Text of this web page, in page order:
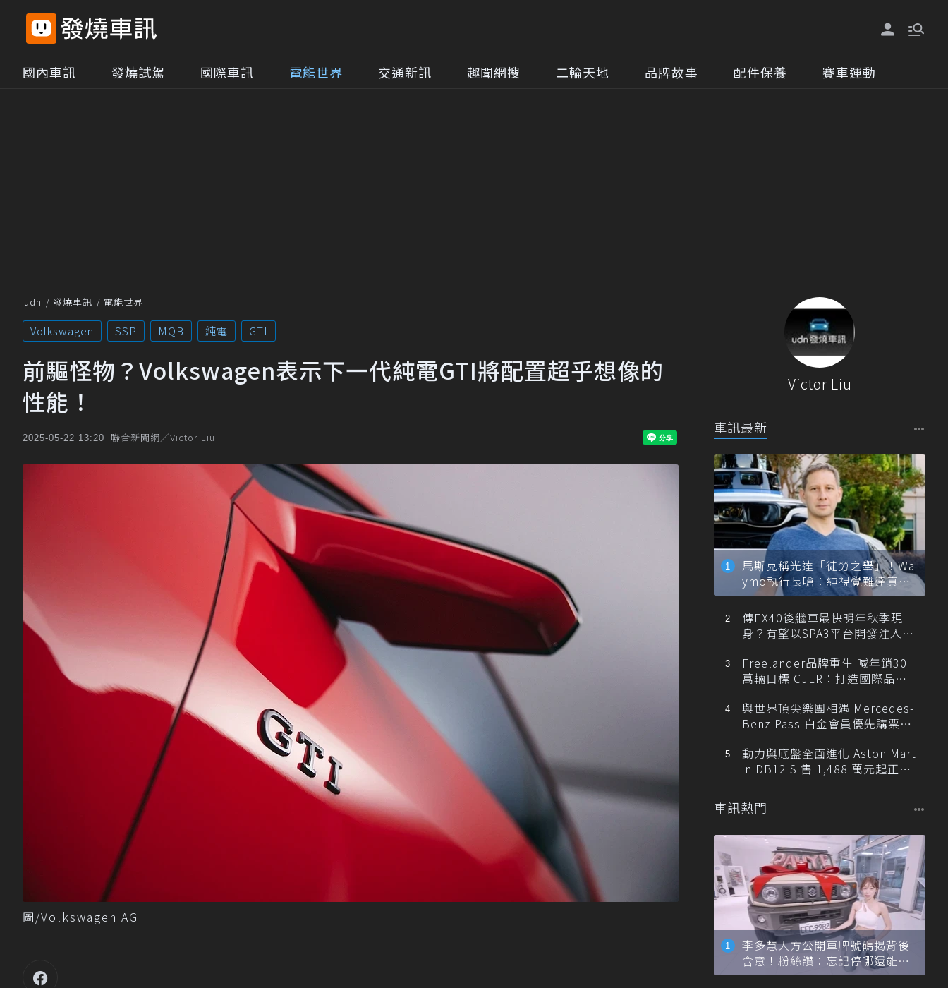
國內車訊 發燒試駕 國際車訊 電能世界 交通新訊 趣聞網搜 二輪天地 品牌故事 配件保養 賽車運動
udn 發燒車訊 電能世界
Volkswagen SSP MQB 純電 GTI
前驅怪物？Volkswagen表示下一代純電GTI將配置超乎想像的
性能！
2025-05-22 13:20 聯合新聞網／Victor Liu
圖/Volkswagen AG
Victor Liu
車訊最新
馬斯克稱光達「徒勞之舉」！Wa
ymo執行長嗆：純視覺難達真正
自動駕駛
傳EX40後繼車最快明年秋季現
身？有望以SPA3平台開發注入80
Freelander品牌重生 喊年銷30
萬輛目標 CJLR：打造國際品牌
與世界頂尖樂團相遇 Mercedes-
Benz Pass 白金會員優先購票維
動力與底盤全面進化 Aston Mart
in DB12 S 售 1,488 萬元起正式
車訊熱門
李多慧大方公開車牌號碼揭背後
含意！粉絲讚：忘記停哪還能幫
忙找車